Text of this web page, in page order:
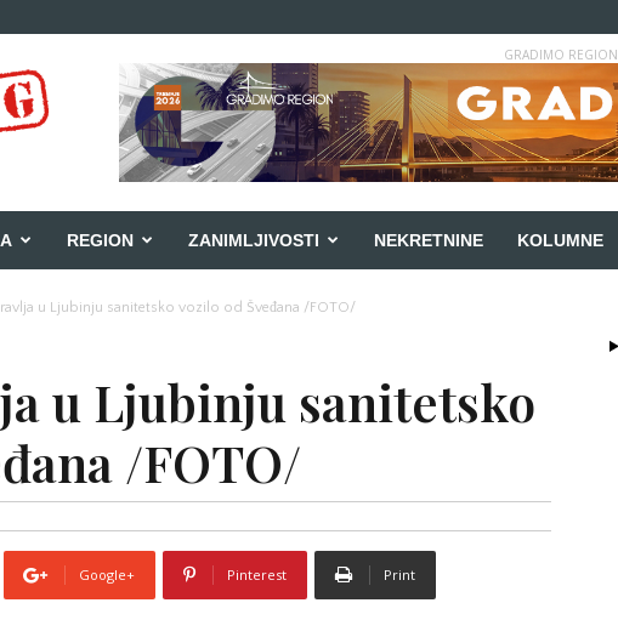
GRADIMO REGION
REGION ZANIMLJIVOSTI NEKRETNINE KOLUMNE
u Ljubinju sanitetsko vozilo od Šveđana /FOTO/
u Ljubinju sanitetsko
/FOTO/
Google+ Pinterest Print